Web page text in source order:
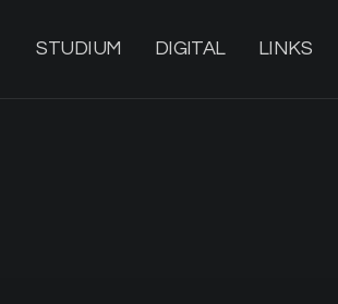
STUDIUM DIGITAL LINKS